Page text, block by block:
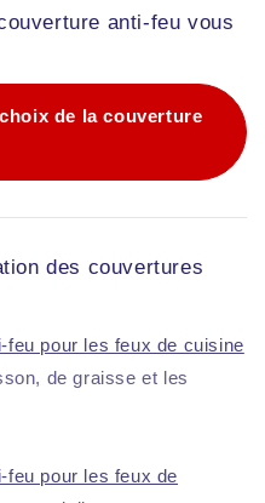
anti-feu vous
de la couverture
des couvertures
pour les feux de cuisine
de graisse et les
pour les feux de